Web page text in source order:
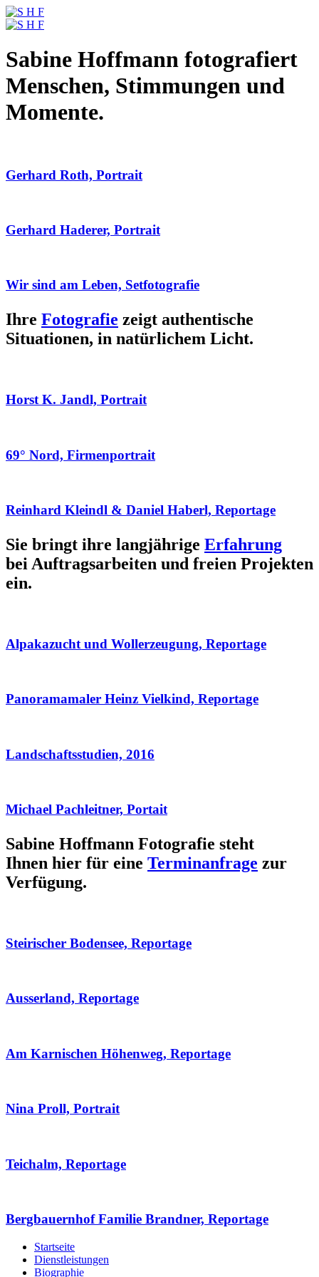
Sabine Hoffmann fotografiert
Menschen, Stimmungen und
Momente.
Gerhard Roth, Portrait
Gerhard Haderer, Portrait
Wir sind am Leben, Setfotografie
Ihre Fotografie zeigt authentische
Situationen, in natürlichem Licht.
Horst K. Jandl, Portrait
69° Nord, Firmenportrait
Reinhard Kleindl & Daniel Haberl, Reportage
Sie bringt ihre langjährige Erfahrung
bei Auftragsarbeiten und freien Projekten
ein.
Alpakazucht und Wollerzeugung, Reportage
Panoramamaler Heinz Vielkind, Reportage
Landschaftsstudien, 2016
Michael Pachleitner, Portait
Sabine Hoffmann Fotografie steht
Ihnen hier für eine Terminanfrage zur
Verfügung.
Steirischer Bodensee, Reportage
Ausserland, Reportage
Am Karnischen Höhenweg, Reportage
Nina Proll, Portrait
Teichalm, Reportage
Bergbauernhof Familie Brandner, Reportage
Startseite
Dienstleistungen
Biographie